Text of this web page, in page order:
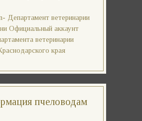
Департамент ветеринарии
Официальный аккаунт
ветеринарии
края
пчеловодам